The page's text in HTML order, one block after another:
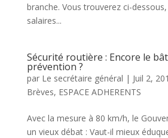
branche. Vous trouverez ci-
salaires...
Sécurité routière : Encore le
prévention ?
par Le secrétaire général | Juil 2,
Brèves, ESPACE ADHERENTS
Avec la mesure à 80 km/h, le
un vieux débat : Vaut-il mieux